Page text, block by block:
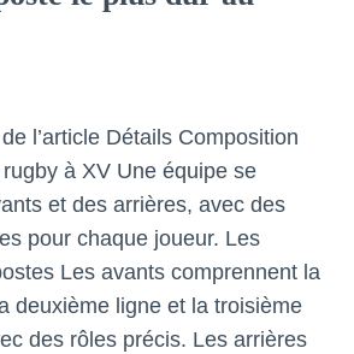
l’article Détails Composition
rugby à XV Une équipe se
et des arrières, avec des
pour chaque joueur. Les
Les avants comprennent la
deuxième ligne et la troisième
des rôles précis. Les arrières